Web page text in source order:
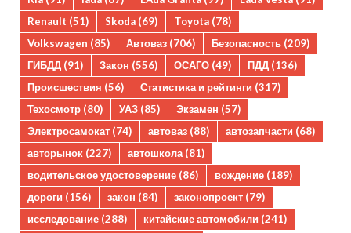
Renault (51) Skoda (69) Toyota (78)
Volkswagen (85) Автоваз (706) Безопасность (209)
ГИБДД (91) Закон (556) ОСАГО (49) ПДД (136)
Происшествия (56) Статистика и рейтинги (317)
Техосмотр (80) УАЗ (85) Экзамен (57)
Электросамокат (74) автоваз (88) автозапчасти (68)
авторынок (227) автошкола (81)
водительское удостоверение (86) вождение (189)
дороги (156) закон (84) законопроект (79)
исследование (288) китайские автомобили (241)